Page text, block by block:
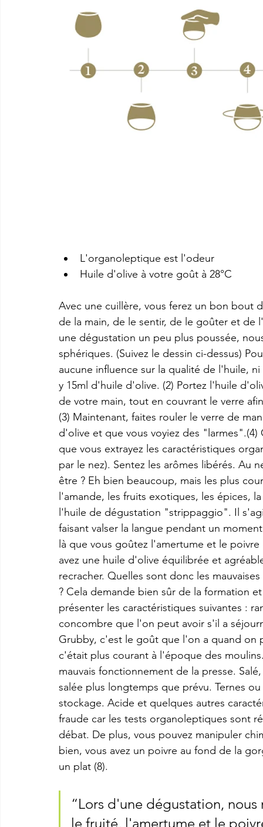
L'organoleptique est l'odeur
Huile d'olive à votre goût à 28°C
Avec une cuillère, vous ferez un bon bout
de la main, de le sentir, de le goûter et de
une dégustation un peu plus poussée,
sphériques. (Suivez le dessin ci-dessus)
aucune influence sur la qualité de l'huile,
y 15ml d'huile d'olive. (2) Portez l'huile
de votre main, tout en couvrant le verre
(3) Maintenant, faites rouler le verre de
d'olive et que vous voyiez des
que vous extrayez les caractéristiques
par le nez). Sentez les arômes libérés.
être ? Eh bien beaucoup, mais les plus
l'amande, les fruits exotiques, les épices,
l'huile de dégustation "strippaggio". Il
faisant valser la langue pendant un
là que vous goûtez l'amertume et le
avez une huile d'olive équilibrée et
recracher. Quelles sont donc les
? Cela demande bien sûr de la formation
présenter les caractéristiques suivantes :
concombre que l'on peut avoir s'il a
Grubby, c'est le goût que l'on a quand
c'était plus courant à l'époque des
mauvais fonctionnement de la presse.
salée plus longtemps que prévu. Ternes
stockage. Acide et quelques autres
fraude car les tests organoleptiques sont
débat. De plus, vous pouvez manipuler
bien, vous avez un poivre au fond de la
un plat (8).
“Lors d'une dégustation,
le fruité, l'amertume et le